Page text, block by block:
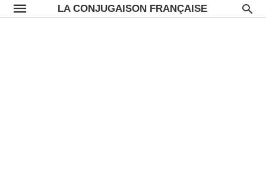
LA CONJUGAISON FRANÇAISE